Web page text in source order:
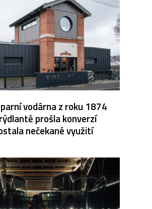
vodárna z roku 1874
prošla konverzí
nečekané využití